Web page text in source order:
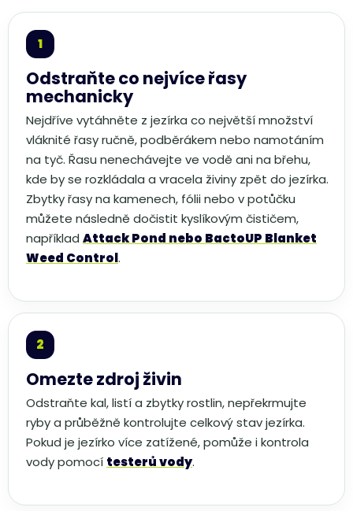
Odstraňte co nejvíce řasy
mechanicky
Nejdříve vytáhněte z jezírka co největší množství
vláknité řasy ručně, podběrákem nebo namotáním
na tyč. Řasu nenechávejte ve vodě ani na břehu,
kde by se rozkládala a vracela živiny zpět do jezírka.
Zbytky řasy na kamenech, fólii nebo v potůčku
můžete následně dočistit kyslíkovým čističem,
například Attack Pond nebo BactoUP Blanket
Weed Control.
Omezte zdroj živin
Odstraňte kal, listí a zbytky rostlin, nepřekrmujte
ryby a průběžně kontrolujte celkový stav jezírka.
Pokud je jezírko více zatížené, pomůže i kontrola
vody pomocí testerů vody.